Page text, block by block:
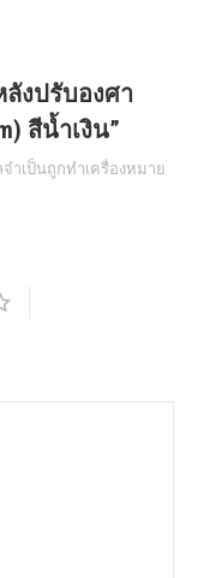
ลังปรับองศา
สีน้ำเงิน”
ำเป็นถูกทำเครื่องหมาย